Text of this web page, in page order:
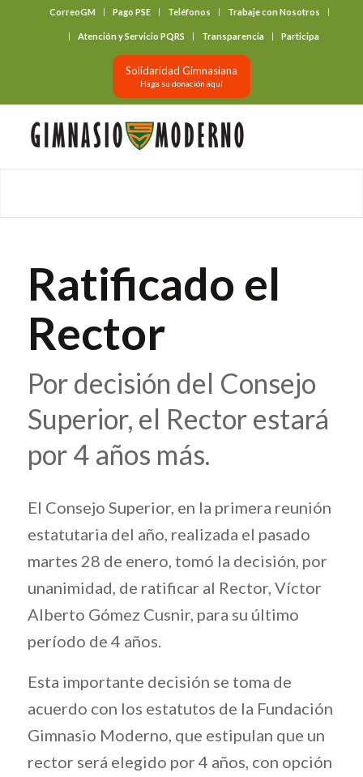
CorreoGM Pago PSE Teléfonos Trabaje con Nosotros
Atención y Servicio PQRS Transparencia Participa
Solidaridad Gimnasiana
Haga su donación aquí
Ratificado el
Rector
Por decisión del Consejo
Superior, el Rector estará
por 4 años más.
El Consejo Superior, en la primera reunión
estatutaria del año, realizada el pasado
martes 28 de enero, tomó la decisión, por
unanimidad, de ratificar al Rector, Víctor
Alberto Gómez Cusnir, para su último
período de 4 años.
Esta importante decisión se toma de
acuerdo con los estatutos de la Fundación
Gimnasio Moderno, que estipulan que un
rector será elegido por 4 años, con opción